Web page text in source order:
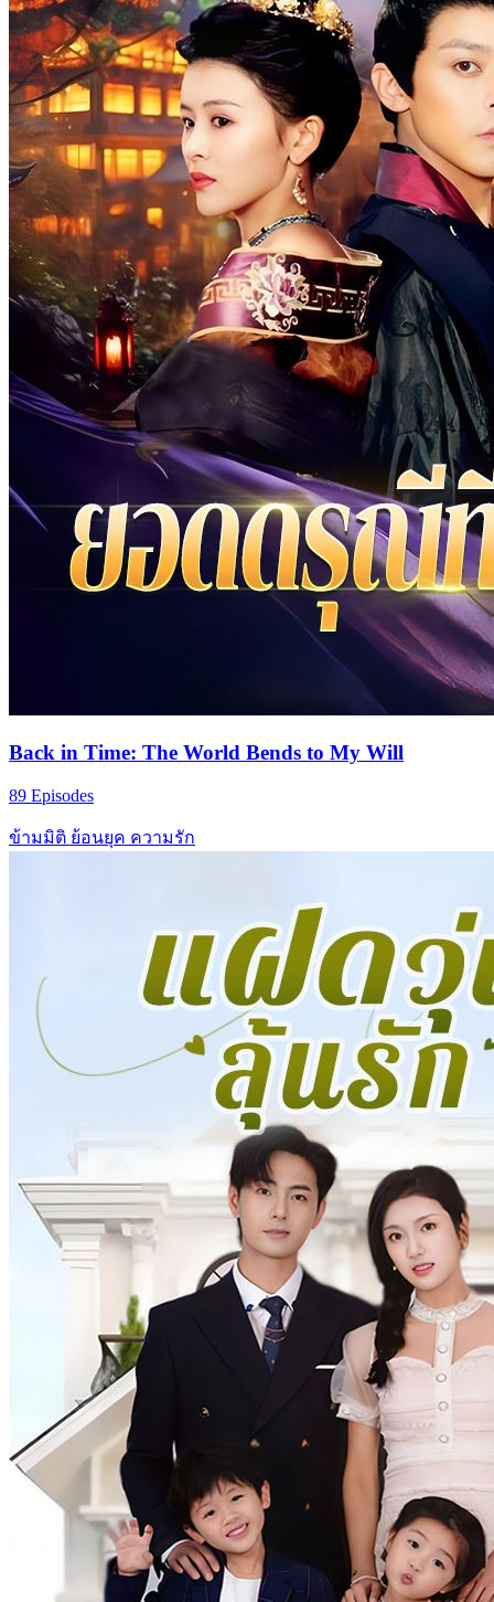
Back in Time: The World Bends to My Will
89 Episodes
ข้ามมิติ ย้อนยุค ความรัก